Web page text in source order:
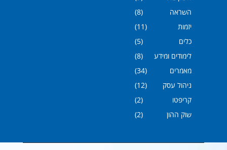
השראה
(8)
יזמות
(11)
כלים
(5)
לימודים ומידע
(8)
מאמרים
(34)
ניהול עסק
(12)
קריפטו
(2)
שוק ההון
(2)